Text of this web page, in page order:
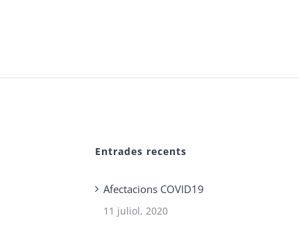
Entrades recents
Afectacions COVID19
11 juliol, 2020